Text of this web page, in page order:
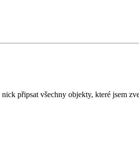
připsat všechny objekty, které jsem